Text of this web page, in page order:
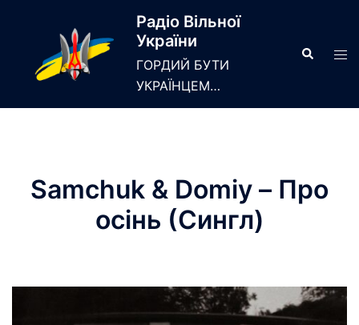
Радіо Вільної
України
ГОРДИЙ БУТИ
УКРАЇНЦЕМ…
Search
Samchuk & Domiy – Про
осінь (Сингл)